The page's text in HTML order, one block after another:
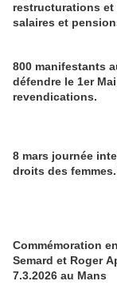
restructurations et
salaires et
800 manifestants
défendre le 1er
revendications.
8 mars journée
droits des
Commémoration
Semard et Roger
7.3.2026 au Mans